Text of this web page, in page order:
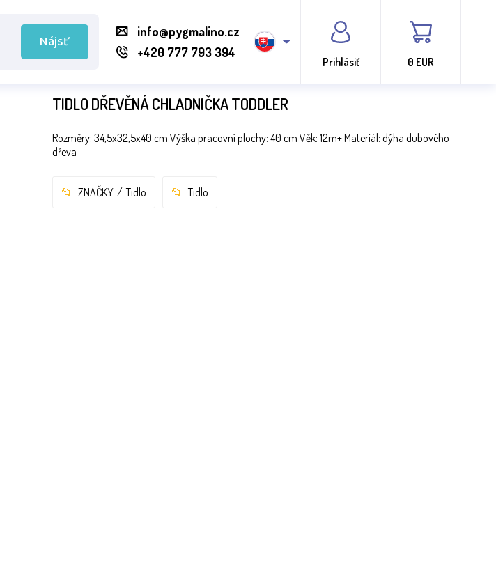
Nájsť
info@pygmalino.cz
+420 777 793 394
Prihlásiť 0 EUR
TIDLO DŘEVĚNÁ CHLADNIČKA TODDLER
Rozměry: 34,5x32,5x40 cm Výška pracovní plochy: 40 cm Věk: 12m+ Materiál: dýha dubového
dřeva
ZNAČKY Tidlo Tidlo